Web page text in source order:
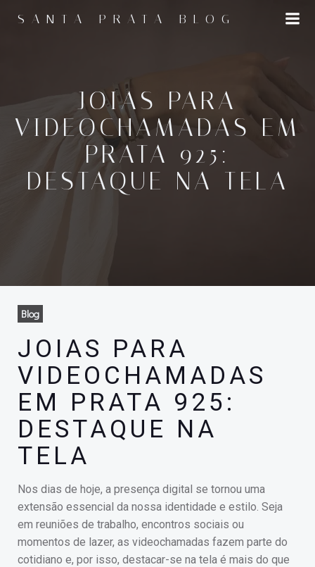
para
SANTA PRATA BLOG
JOIAS PARA
VIDEOCHAMADAS EM
PRATA 925:
DESTAQUE NA TELA
Blog
JOIAS PARA
VIDEOCHAMADAS
EM PRATA 925:
DESTAQUE NA
TELA
Nos dias de hoje, a presença digital se tornou uma
extensão essencial da nossa identidade e estilo. Seja
em reuniões de trabalho, encontros sociais ou
momentos de lazer, as videochamadas fazem parte do
cotidiano e, por isso, destacar-se na tela é mais do que